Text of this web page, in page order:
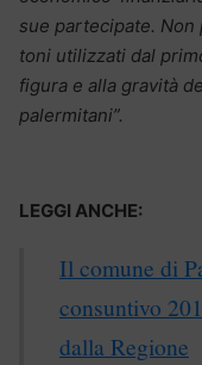
sue partecipate.
toni utilizzati dal
figura e alla gravità
palermitani”.
LEGGI ANCHE:
Il comune di
consuntivo
dalla Regione